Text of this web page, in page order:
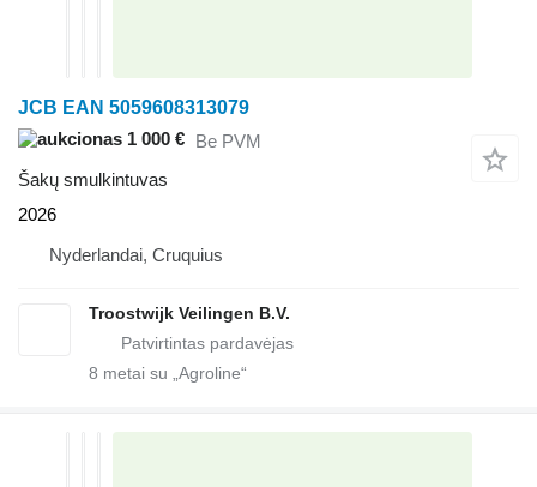
JCB EAN 5059608313079
1 000 € Be PVM
Šakų smulkintuvas
2026
Nyderlandai, Cruquius
Troostwijk Veilingen B.V.
8 metai su „Agroline“